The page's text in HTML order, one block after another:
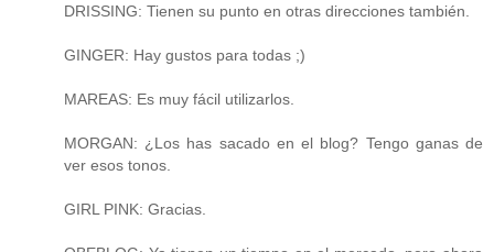
DRISSING: Tienen su punto en otras direcciones también.
GINGER: Hay gustos para todas ;)
MAREAS: Es muy fácil utilizarlos.
MORGAN: ¿Los has sacado en el blog? Tengo ganas de
ver esos tonos.
GIRL PINK: Gracias.